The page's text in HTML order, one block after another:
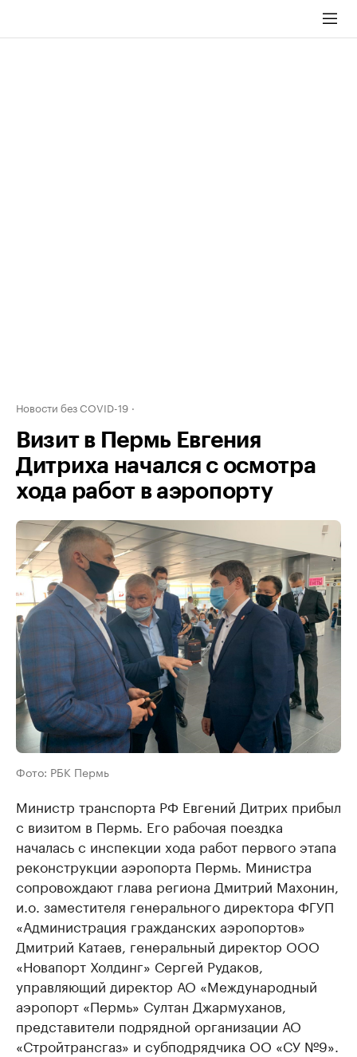
Новости без COVID-19
Визит в Пермь Евгения
Дитриха начался с осмотра
хода работ в аэропорту
Фото: РБК Пермь
Министр транспорта РФ Евгений Дитрих прибыл
с визитом в Пермь. Его рабочая поездка
началась с инспекции хода работ первого этапа
реконструкции аэропорта Пермь. Министра
сопровождают глава региона Дмитрий Махонин,
и.о. заместителя генерального директора ФГУП
«Администрация гражданских аэропортов»
Дмитрий Катаев, генеральный директор ООО
«Новапорт Холдинг» Сергей Рудаков,
управляющий директор АО «Международный
аэропорт «Пермь» Султан Джармуханов,
представители подрядной организации АО
«Стройтрансгаз» и субподрядчика ОО «СУ №9».